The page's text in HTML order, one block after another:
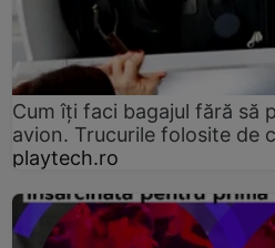
Cum îți faci bagajul fără să
avion. Trucurile folosite de
playtech.ro